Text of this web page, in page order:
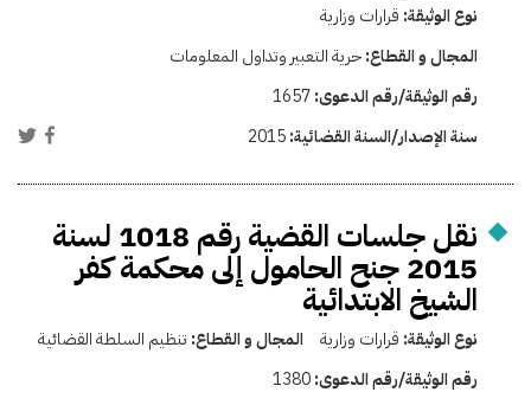
نوع الوثيقة: قرارات وزارية
المجال و القطاع:حرية التعبير وتداول المعلومات
رقم الوثيقة/رقم الدعوى:1657
سنة الإصدار/السنة القضائية:2015
نقل جلسات القضية رقم 1018 لسنة
2015 جنح الحامول إلى محكمة كفر
الشيخ الابتدائية
نوع الوثيقة: قرارات وزارية المجال و القطاع: تنظيم السلطة القضائية
رقم الوثيقة/رقم الدعوى:1380